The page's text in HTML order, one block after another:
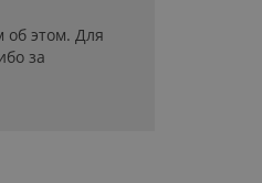
об этом. Для
за